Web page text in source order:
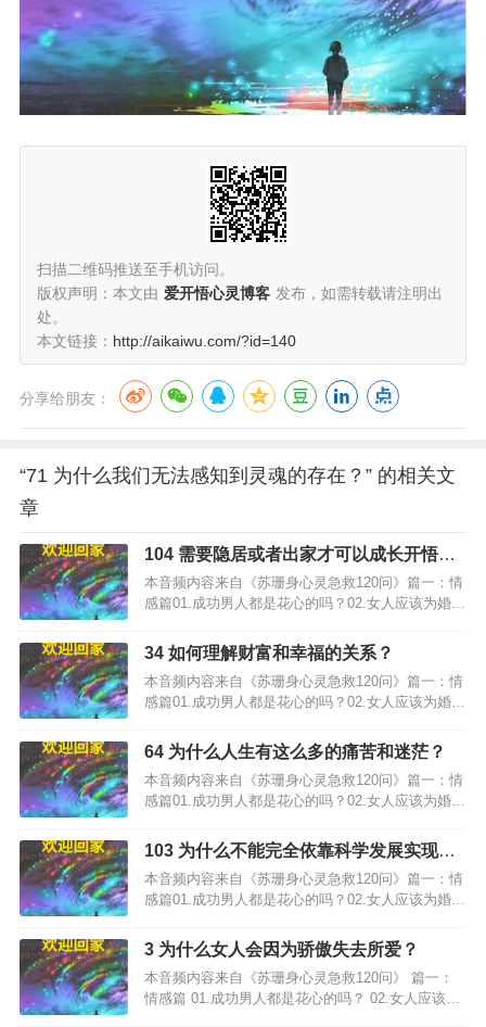
扫描二维码推送至手机访问。
版权声明：本文由 爱开悟心灵博客 发布，如需转载请注明出
处。
本文链接： http://aikaiwu.com/?id=140
分享给朋友：
“71 为什么我们无法感知到灵魂的存在？” 的相关文
章
104 需要隐居或者出家才可以成长开悟
吗？
本音频内容来自《苏珊身心灵急救120问》篇一：情
感篇01.成功男人都是花心的吗？02.女人应该为婚姻
34 如何理解财富和幸福的关系？
本音频内容来自《苏珊身心灵急救120问》篇一：情
感篇01.成功男人都是花心的吗？02.女人应该为婚姻
64 为什么人生有这么多的痛苦和迷茫？
本音频内容来自《苏珊身心灵急救120问》篇一：情
感篇01.成功男人都是花心的吗？02.女人应该为婚姻
103 为什么不能完全依靠科学发展实现人
类文明？
本音频内容来自《苏珊身心灵急救120问》篇一：情
感篇01.成功男人都是花心的吗？02.女人应该为婚姻
3 为什么女人会因为骄傲失去所爱？
本音频内容来自《苏珊身心灵急救120问》 篇一：
情感篇 01.成功男人都是花心的吗？ 02.女人应该为